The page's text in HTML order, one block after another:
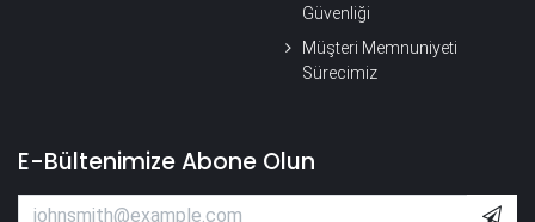
Güvenliği
Müşteri Memnuniyeti
Sürecimiz
E-Bültenimize Abone Olun